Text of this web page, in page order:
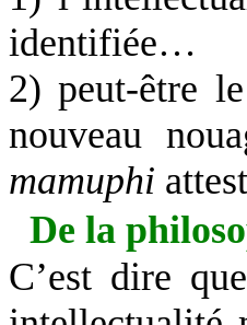
identifiée…
2) peut-être
nouveau
mamuphi
De la
C’est dire